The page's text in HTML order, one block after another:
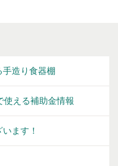
造り食器棚
使える補助金情報
ます！